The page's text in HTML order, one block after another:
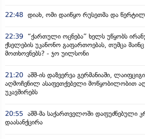
22:48 დიახ, ომი დაიწყო რუსეთმა და
22:39
“ქართული ოცნება” ხელს უწყობს
ქსელების უკანონო გაფართოებას, თუმცა მაინც
მოთხოვნებს? - ჯო უილსონი
21:20 აშშ-ის დაზვერვა გერმანიაში,
აღმოჩენილ ასაფეთქებელი მოწყობილობით
უკავშირებს
20:55 აშშ-მა საქართველოში დაფუძნებული
დაასანქცირა